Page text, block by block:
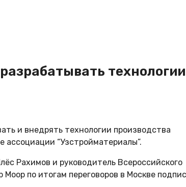
технологии
и внедрять технологии производства
“Узстройматериалы”.
Рахимов и руководитель Всероссийского
по итогам переговоров в Москве